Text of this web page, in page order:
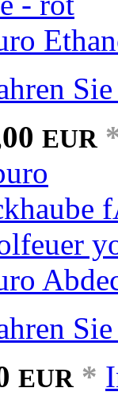
EUR
EUR *